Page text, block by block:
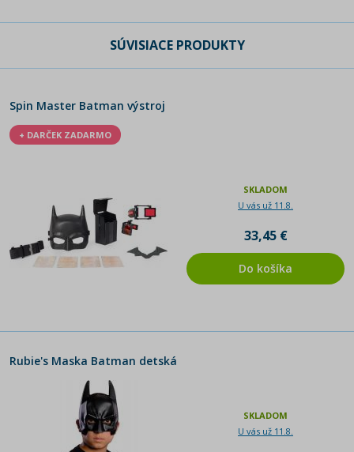
SÚVISIACE PRODUKTY
Spin Master Batman výstroj
+ DARČEK ZADARMO
SKLADOM
U vás už 11.8.
33,45 €
Do košíka
Rubie's Maska Batman detská
SKLADOM
U vás už 11.8.